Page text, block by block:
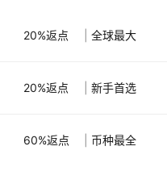
20%返点 全球最大
20%返点 新手首选
60%返点 币种最全